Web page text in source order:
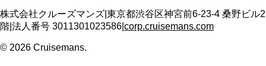
株式会社クルーズマンズ 東京都渋谷区神宮前6-23-4 桑野ビル2
階 法人番号 3011301023586 corp.cruisemans.com
© 2026 Cruisemans.